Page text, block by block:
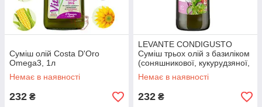
Суміш олій Costa D'Oro
Omega3, 1л
Немає в наявності
232 ₴
LEVANTE CONDIGUSTO
Суміш трьох олій з базиліком
(соняшникової, кукурудзяної,
з кісточок винограду), 1л
Немає в наявності
232 ₴